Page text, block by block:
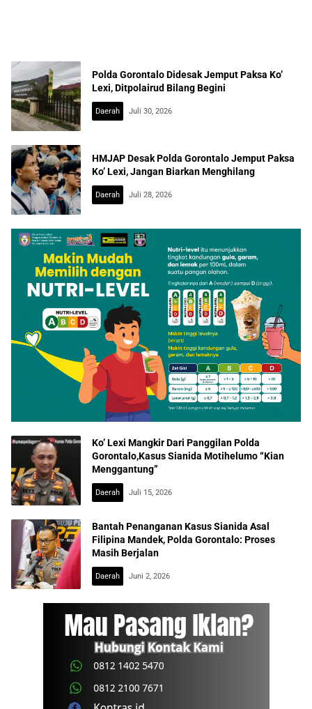
Polda Gorontalo Didesak Jemput Paksa Ko’
Lexi, Ditpolairud Bilang Begini
Daerah Juli 30, 2026
HMJAP Desak Polda Gorontalo Jemput Paksa
Ko’ Lexi, Jangan Biarkan Menghilang
Daerah Juli 28, 2026
Ko’ Lexi Mangkir Dari Panggilan Polda
Gorontalo,Kasus Sianida Motihelumo “Kian
Menggantung”
Daerah Juli 15, 2026
Bantah Penanganan Kasus Sianida Asal
Filipina Mandek, Polda Gorontalo: Proses
Masih Berjalan
Daerah Juni 2, 2026